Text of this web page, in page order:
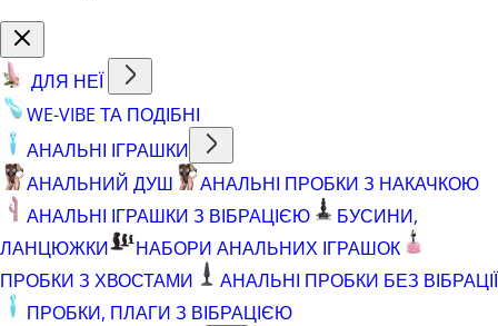
ДЛЯ НЕЇ
WE-VIBE ТА ПОДІБНІ
АНАЛЬНІ ІГРАШКИ
АНАЛЬНИЙ ДУШ
АНАЛЬНІ ПРОБКИ З НАКАЧКОЮ
АНАЛЬНІ ІГРАШКИ З ВІБРАЦІЄЮ
БУСИНИ,
ЛАНЦЮЖКИ
НАБОРИ АНАЛЬНИХ ІГРАШОК
ПРОБКИ З ХВОСТАМИ
АНАЛЬНІ ПРОБКИ БЕЗ ВІБРАЦІЇ
ПРОБКИ, ПЛАГИ З ВІБРАЦІЄЮ